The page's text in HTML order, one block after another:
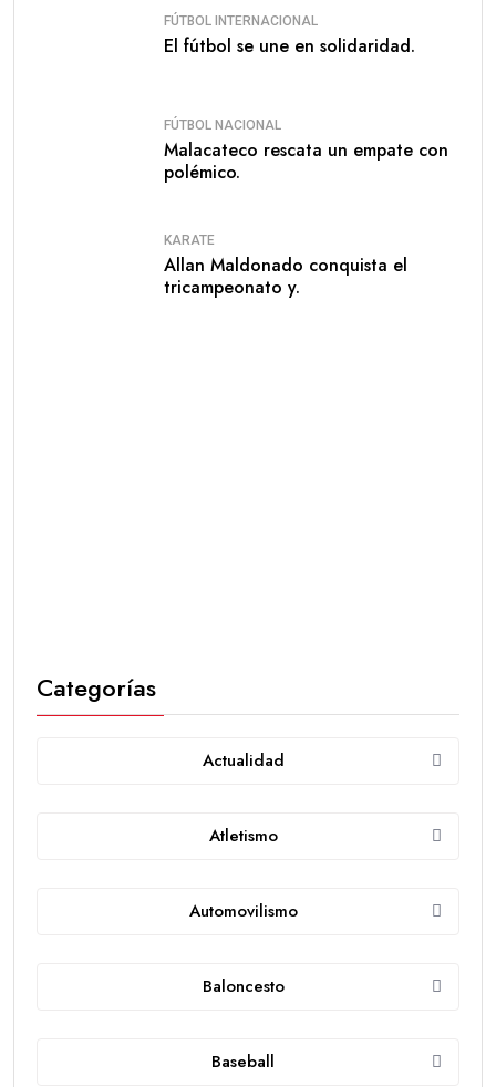
FÚTBOL INTERNACIONAL
El fútbol se une en solidaridad.
FÚTBOL NACIONAL
Malacateco rescata un empate con
polémico.
KARATE
Allan Maldonado conquista el
tricampeonato y.
Categorías
Actualidad
Atletismo
Automovilismo
Baloncesto
Baseball